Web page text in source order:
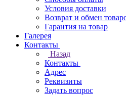
Условия доставки
Возврат и обмен
Гарантия на товар
Галерея
Контакты
Назад
Контакты
Адрес
Реквизиты
Задать вопрос